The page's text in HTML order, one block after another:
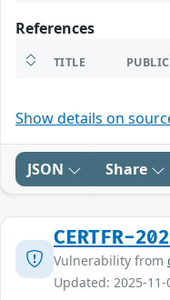
References
TITLE
Show details on
JSON Share
CERTFR-
Vulnerability from
Updated: 2025-11-